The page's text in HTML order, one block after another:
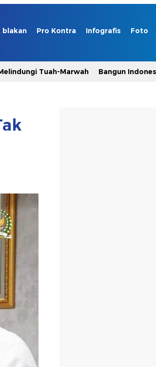
blakan Pro Kontra Infografis Foto
Tuah-Marwah Bangun